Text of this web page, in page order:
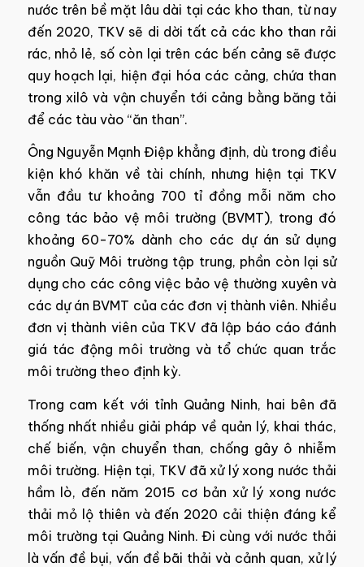
nước trên bề mặt lâu dài tại các kho than, từ nay
đến 2020, TKV sẽ di dời tất cả các kho than rải
rác, nhỏ lẻ, số còn lại trên các bến cảng sẽ được
quy hoạch lại, hiện đại hóa các cảng, chứa than
trong xilô và vận chuyển tới cảng bằng băng tải
để các tàu vào “ăn than”.
Ông Nguyễn Mạnh Điệp khẳng định, dù trong điều
kiện khó khăn về tài chính, nhưng hiện tại TKV
vẫn đầu tư khoảng 700 tỉ đồng mỗi năm cho
công tác bảo vệ môi trường (BVMT), trong đó
khoảng 60-70% dành cho các dự án sử dụng
nguồn Quỹ Môi trường tập trung, phần còn lại sử
dụng cho các công việc bảo vệ thường xuyên và
các dự án BVMT của các đơn vị thành viên. Nhiều
đơn vị thành viên của TKV đã lập báo cáo đánh
giá tác động môi trường và tổ chức quan trắc
môi trường theo định kỳ.
Trong cam kết với tỉnh Quảng Ninh, hai bên đã
thống nhất nhiều giải pháp về quản lý, khai thác,
chế biến, vận chuyển than, chống gây ô nhiễm
môi trường. Hiện tại, TKV đã xử lý xong nước thải
hầm lò, đến năm 2015 cơ bản xử lý xong nước
thải mỏ lộ thiên và đến 2020 cải thiện đáng kể
môi trường tại Quảng Ninh. Đi cùng với nước thải
là vấn đề bụi, vấn đề bãi thải và cảnh quan, xử lý